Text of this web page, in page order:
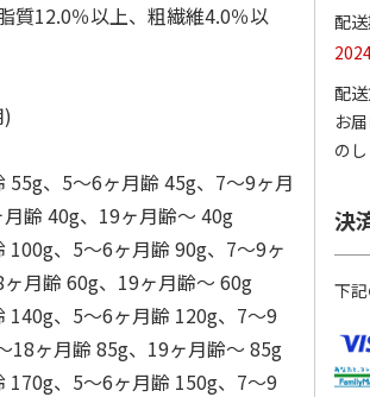
(
質12.0％以上、粗繊維4.0％以
、5～6ヶ月齢 45g、7～9ヶ月
齢 40g、19ヶ月齢～ 40g
、5～6ヶ月齢 90g、7～9ヶ
月齢 60g、19ヶ月齢～ 60g
、5～6ヶ月齢 120g、7～9
18ヶ月齢 85g、19ヶ月齢～ 85g
、5～6ヶ月齢 150g、7～9
配
配
お
のし
決
下